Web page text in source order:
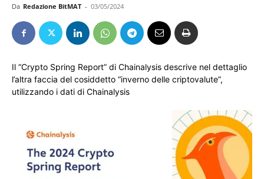
Da Redazione BitMAT - 03/05/2024
Il “Crypto Spring Report” di Chainalysis descrive nel dettaglio
l’altra faccia del cosiddetto “inverno delle criptovalute”,
utilizzando i dati di Chainalysis